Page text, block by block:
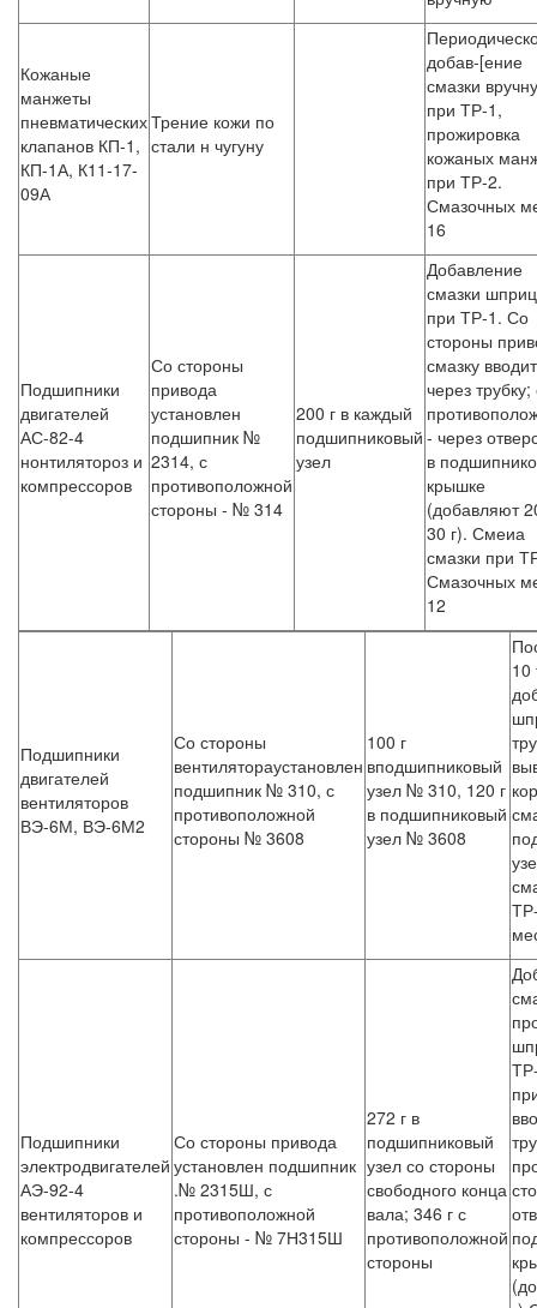
Кожаные
манжеты
пневматических
клапанов КП-1,
КП-1А, К11-17-
09А
Трение кожи по
стали н чугуну
добав-[ение
смазки
при ТР-1,
прожировка
кожаных
при ТР-2.
Смазочных
16
Подшипники
двигателей
АС-82-4
нонтилятороз и
компрессоров
Со стороны
привода
установлен
подшипник №
2314, с
противоположной
стороны - № 314
200 г в каждый
подшипниковый
узел
Добавление
смазки
при ТР-1. Со
стороны
смазку
через трубку;
- через
в
крышке
(добавляют
30 г). Смеиа
смазки при
Смазочных
12
Подшипники
двигателей
вентиляторов
ВЭ-6М, ВЭ-6М2
Со стороны
вентилятораустановлен
подшипник № 310, с
противоположной
стороны № 3608
100 г
вподшипниковый
узел № 310, 120 г
в подшипниковый
узел № 3608
10
Подшипники
электродвигателей
АЭ-92-4
вентиляторов и
компрессоров
Со стороны привода
установлен подшипник
.№ 2315Ш, с
противоположной
стороны - № 7Н315Ш
272 г в
подшипниковый
узел со стороны
свободного конца
вала; 346 г с
противоположной
стороны